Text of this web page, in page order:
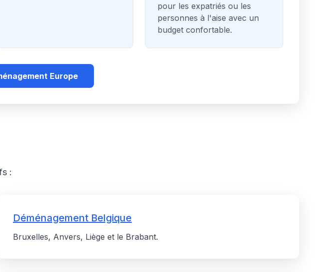
pour les expatriés ou les
personnes à l'aise avec un
budget confortable.
Europe
:
Déménagement Belgique
Bruxelles, Anvers, Liège et le Brabant.